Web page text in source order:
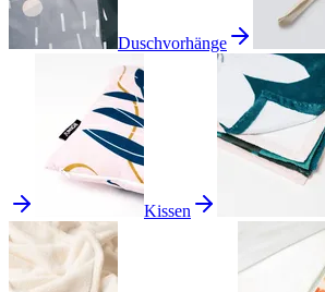
Duschvorhänge
Kissen